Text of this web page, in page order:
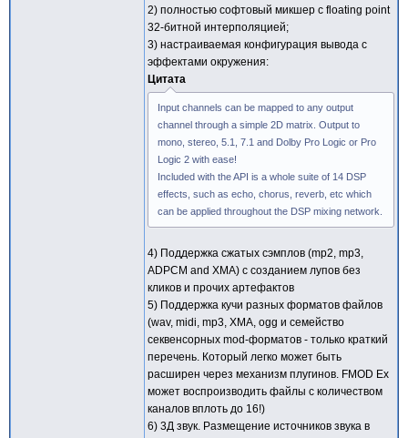
2) полностью софтовый микшер с floating point
32-битной интерполяцией;
3) настраиваемая конфигурация вывода с
эффектами окружения:
Цитата
Input channels can be mapped to any output
channel through a simple 2D matrix. Output to
mono, stereo, 5.1, 7.1 and Dolby Pro Logic or Pro
Logic 2 with ease!
Included with the API is a whole suite of 14 DSP
effects, such as echo, chorus, reverb, etc which
can be applied throughout the DSP mixing network.
4) Поддержка сжатых сэмплов (mp2, mp3,
ADPCM and XMA) с созданием лупов без
кликов и прочих артефактов
5) Поддержка кучи разных форматов файлов
(wav, midi, mp3, XMA, ogg и семейство
секвенсорных mod-форматов - только краткий
перечень. Который легко может быть
расширен через механизм плугинов. FMOD Ex
может воспроизводить файлы с количеством
каналов вплоть до 16!)
6) 3Д звук. Размещение источников звука в